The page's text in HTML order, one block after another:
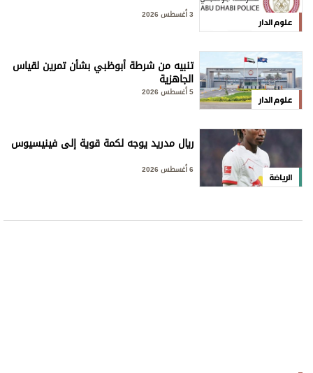
علوم الدار
علوم الدار
تنبيه من شرطة أبوظبي بشأن تمرين لقياس
الجاهزية
5 أغسطس 2026
الرياضة
ريال مدريد يوجه لكمة قوية إلى فينيسيوس